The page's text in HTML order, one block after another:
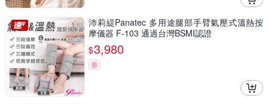
沛莉緹Panatec 多用途腿部手臂氣壓式溫熱按
摩儀器 F-103 通過台灣BSMI認證
$3,980
券